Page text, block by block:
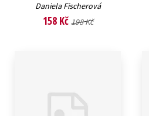
Daniela Fischerová
158 Kč 198 Kč